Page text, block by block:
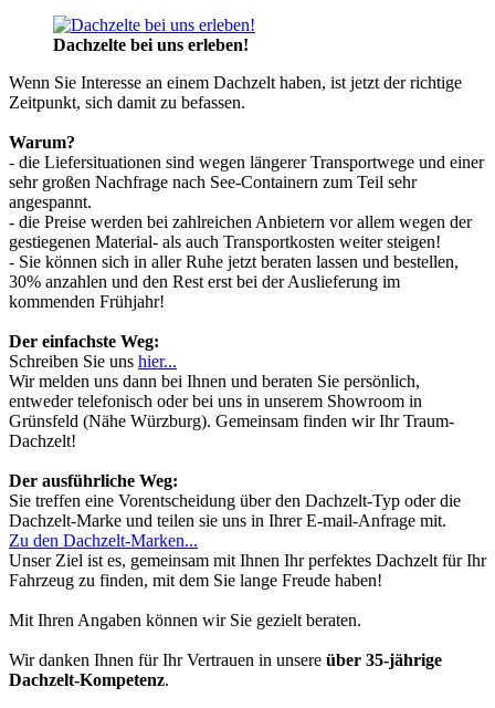
Dachzelte bei uns erleben!
Wenn Sie Interesse an einem Dachzelt haben, ist jetzt der richtige
Zeitpunkt, sich damit zu befassen.
Warum?
- die Liefersituationen sind wegen längerer Transportwege und einer
sehr großen Nachfrage nach See-Containern zum Teil sehr
angespannt.
- die Preise werden bei zahlreichen Anbietern vor allem wegen der
gestiegenen Material- als auch Transportkosten weiter steigen!
- Sie können sich in aller Ruhe jetzt beraten lassen und bestellen,
30% anzahlen und den Rest erst bei der Auslieferung im
kommenden Frühjahr!
Der einfachste Weg:
Schreiben Sie uns hier...
Wir melden uns dann bei Ihnen und beraten Sie persönlich,
entweder telefonisch oder bei uns in unserem Showroom in
Grünsfeld (Nähe Würzburg). Gemeinsam finden wir Ihr Traum-
Dachzelt!
Der ausführliche Weg:
Sie treffen eine Vorentscheidung über den Dachzelt-Typ oder die
Dachzelt-Marke und teilen sie uns in Ihrer E-mail-Anfrage mit.
Zu den Dachzelt-Marken...
Unser Ziel ist es, gemeinsam mit Ihnen Ihr perfektes Dachzelt für Ihr
Fahrzeug zu finden, mit dem Sie lange Freude haben!
Mit Ihren Angaben können wir Sie gezielt beraten.
Wir danken Ihnen für Ihr Vertrauen in unsere über 35-jährige
Dachzelt-Kompetenz.